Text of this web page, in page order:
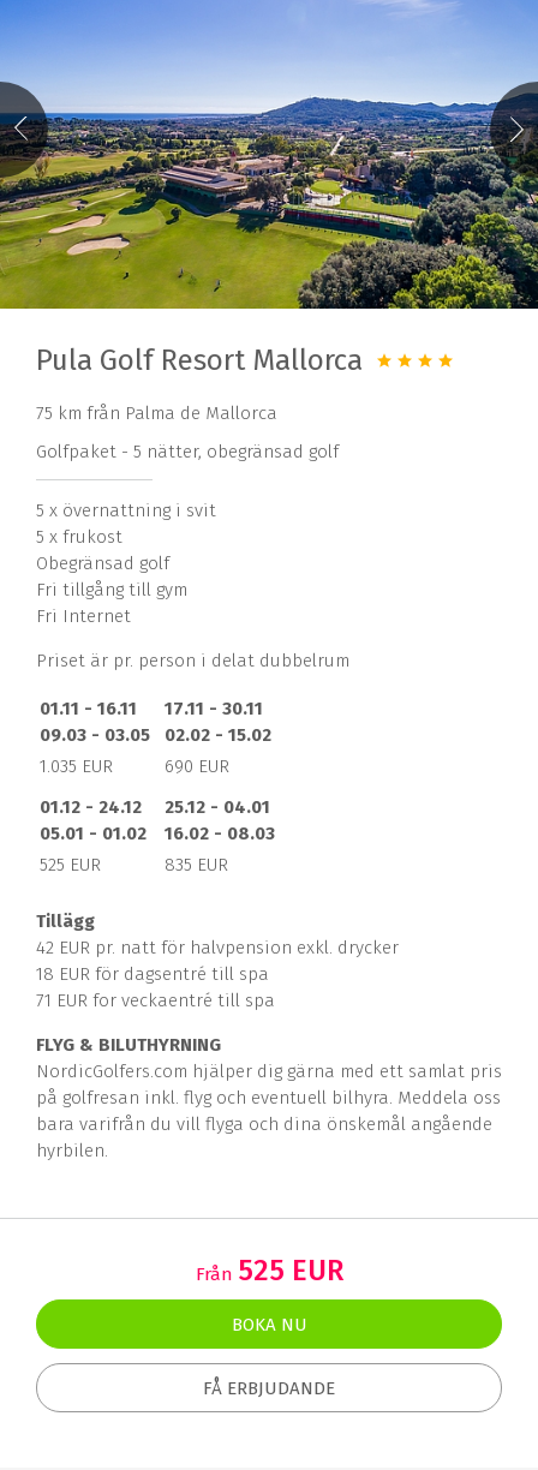
Pula Golf Resort Mallorca
75 km från Palma de Mallorca
Golfpaket - 5 nätter, obegränsad golf
5 x övernattning i svit
5 x frukost
Obegränsad golf
Fri tillgång till gym
Fri Internet
Priset är pr. person i delat dubbelrum
01.11 - 16.11
09.03 - 03.05
17.11 - 30.11
02.02 - 15.02
1.035 EUR
690 EUR
01.12 - 24.12
05.01 - 01.02
25.12 - 04.01
16.02 - 08.03
525 EUR
835 EUR
Tillägg
42 EUR pr. natt för halvpension exkl. drycker
18 EUR för dagsentré till spa
71 EUR for veckaentré till spa
FLYG & BILUTHYRNING
NordicGolfers.com hjälper dig gärna med ett samlat pris
på golfresan inkl. flyg och eventuell bilhyra. Meddela oss
bara varifrån du vill flyga och dina önskemål angående
hyrbilen.
Från 525 EUR
BOKA NU
FÅ ERBJUDANDE